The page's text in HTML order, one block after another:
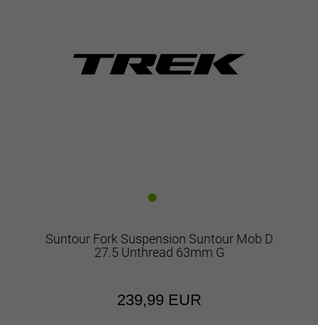
Suntour Fork Suspension Suntour Mob D
27.5 Unthread 63mm G
239,99 EUR